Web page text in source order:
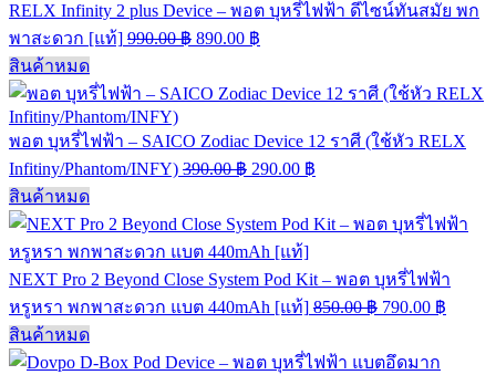
RELX Infinity 2 plus Device – พอต บุหรี่ไฟฟ้า ดีไซน์ทันสมัย พก
พาสะดวก [แท้] 990.00฿ 890.00 ฿
สินค้าหมด
พอต บุหรี่ไฟฟ้า – SAICO Zodiac Device 12 ราศี (ใช้หัว RELX
Infitiny/Phantom/INFY) 390.00฿ 290.00 ฿
สินค้าหมด
NEXT Pro 2 Beyond Close System Pod Kit – พอต บุหรี่ไฟฟ้า
หรูหรา พกพาสะดวก แบต 440mAh [แท้] 850.00฿ 790.00 ฿
สินค้าหมด